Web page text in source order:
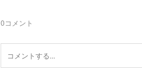
0コメント